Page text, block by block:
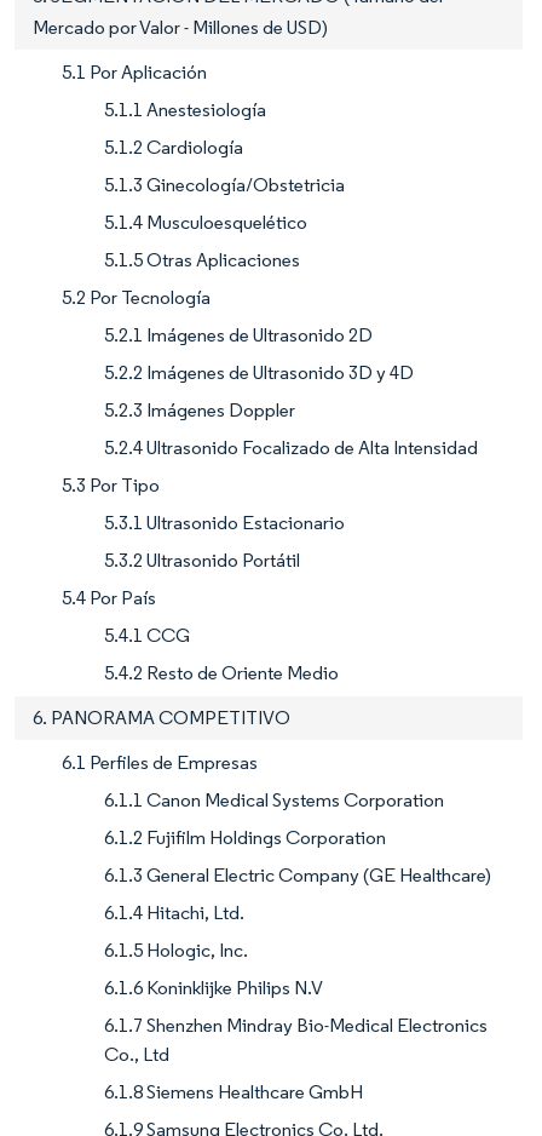
Mercado por Valor - Millones de USD)
5.1 Por Aplicación
5.1.1 Anestesiología
5.1.2 Cardiología
5.1.3 Ginecología/Obstetricia
5.1.4 Musculoesquelético
5.1.5 Otras Aplicaciones
5.2 Por Tecnología
5.2.1 Imágenes de Ultrasonido 2D
5.2.2 Imágenes de Ultrasonido 3D y 4D
5.2.3 Imágenes Doppler
5.2.4 Ultrasonido Focalizado de Alta Intensidad
5.3 Por Tipo
5.3.1 Ultrasonido Estacionario
5.3.2 Ultrasonido Portátil
5.4 Por País
5.4.1 CCG
5.4.2 Resto de Oriente Medio
6. PANORAMA COMPETITIVO
6.1 Perfiles de Empresas
6.1.1 Canon Medical Systems Corporation
6.1.2 Fujifilm Holdings Corporation
6.1.3 General Electric Company (GE Healthcare)
6.1.4 Hitachi, Ltd.
6.1.5 Hologic, Inc.
6.1.6 Koninklijke Philips N.V
6.1.7 Shenzhen Mindray Bio-Medical Electronics
Co., Ltd
6.1.8 Siemens Healthcare GmbH
6.1.9 Samsung Electronics Co. Ltd.